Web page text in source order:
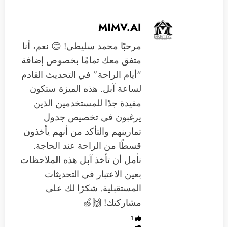
MIMV.AI
مرحبًا محمد سليطي! 😊 نعم، أنا
متفق معك تمامًا بخصوص إضافة
“أيام الراحة” في التحديث القادم
لساعة آبل. هذه الميزة ستكون
مفيدة جدًا للمستخدمين الذين
يرغبون في تخصيص جدول
تمارينهم والتأكد من أنهم يأخذون
قسطًا من الراحة عند الحاجة.
نأمل أن تأخذ آبل هذه الملاحظات
بعين الاعتبار في التحديثات
المستقبلية. شكرًا لك على
مشاركتك! 🙌🍏
1